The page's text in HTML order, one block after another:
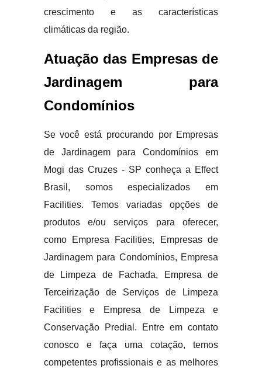
crescimento e as características
climáticas da região.
Atuação das Empresas de
Jardinagem para
Condomínios
Se você está procurando por Empresas
de Jardinagem para Condomínios em
Mogi das Cruzes - SP conheça a Effect
Brasil, somos especializados em
Facilities. Temos variadas opções de
produtos e/ou serviços para oferecer,
como Empresa Facilities, Empresas de
Jardinagem para Condomínios, Empresa
de Limpeza de Fachada, Empresa de
Terceirização de Serviços de Limpeza
Facilities e Empresa de Limpeza e
Conservação Predial. Entre em contato
conosco e faça uma cotação, temos
competentes profissionais e as melhores